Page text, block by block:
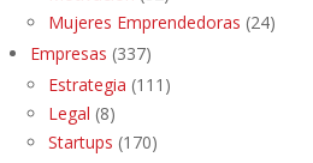
Mujeres Emprendedoras (24)
Empresas (337)
Estrategia (111)
Legal (8)
Startups (170)